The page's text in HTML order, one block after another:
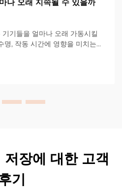
나 오래 지속될 수 있을까
기들을 얼마나 오래 가동시킬
명, 작동 시간에 영향을 미치는
바로 확인하세요.
장에 대한 고객
기